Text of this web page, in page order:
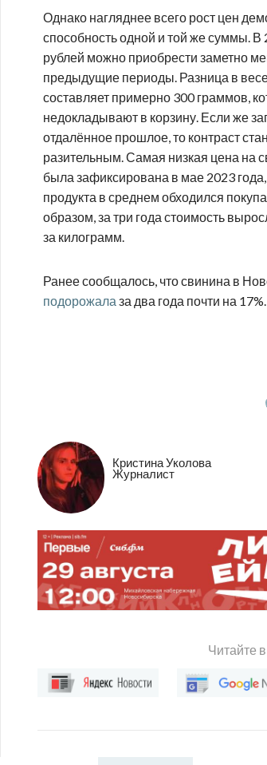
Однако нагляднее всего рост цен
способность одной и той же суммы. В
рублей можно приобрести заметно
предыдущие периоды. Разница в
составляет примерно 300 граммов,
недокладывают в корзину. Если же
отдалённое прошлое, то контраст
разительным. Самая низкая цена на
была зафиксирована в мае 2023 года,
продукта в среднем обходился
образом, за три года стоимость
за килограмм.
Ранее сообщалось, что свинина в
подорожала за два года почти на 17%.
Кристина Уколова
Журналист
Читайте в